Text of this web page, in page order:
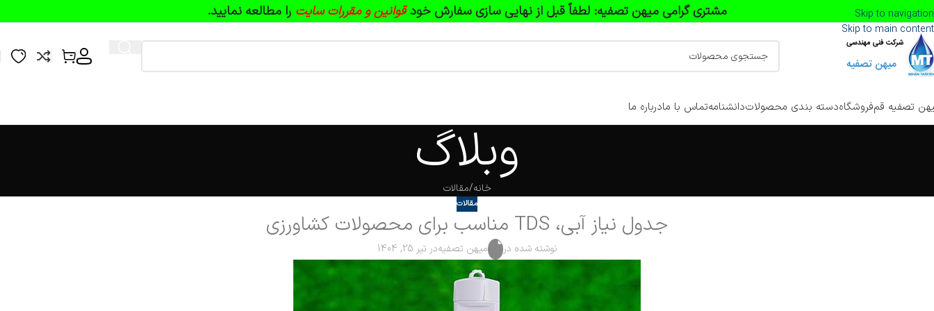
Skip to navigation
Skip to main content
مشتری گرامی میهن تصفیه: لطفاً قبل از نهایی سازی سفارش خودقوانین و مقررات سایت را مطالعه نمایید.
تصفیه قمفروشگاهدسته بندی محصولاتدانشنامهتماس با مادرباره ما
وبلاگ
خانه مقالات
مقالات
جدول نیاز آبی، TDS مناسب برای محصولات کشاورزی
نوشته شده در میهن تصفیهدر تیر 25, 1404